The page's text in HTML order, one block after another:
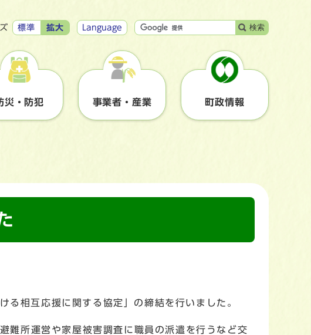
標準 拡大 Language 検索
災・防犯 事業者・産業 町政情報
相互応援に関する協定」の締結を行いました。
所運営や家屋被害調査に職員の派遣を行うなど交